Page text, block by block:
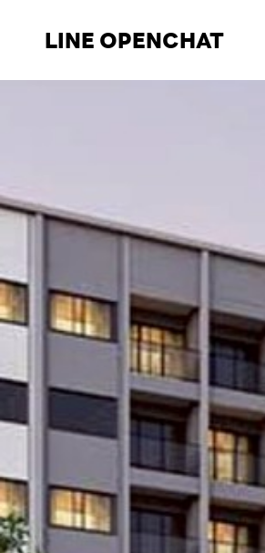
LINE OPENCHAT